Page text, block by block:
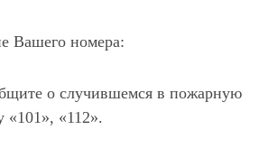
Вашего номера:
о случившемся в пожарную
«101», «112».